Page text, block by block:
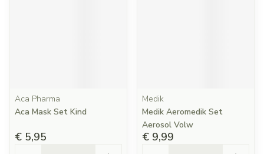
Aca Pharma
Aca Mask Set Kind
€ 5,95
Medik
Medik Aeromedik Set
Aerosol Volw
€ 9,99